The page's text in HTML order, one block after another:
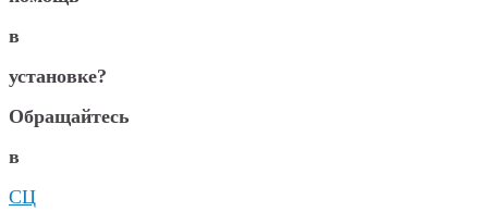
в
установке?
Обращайтесь
в
СЦ